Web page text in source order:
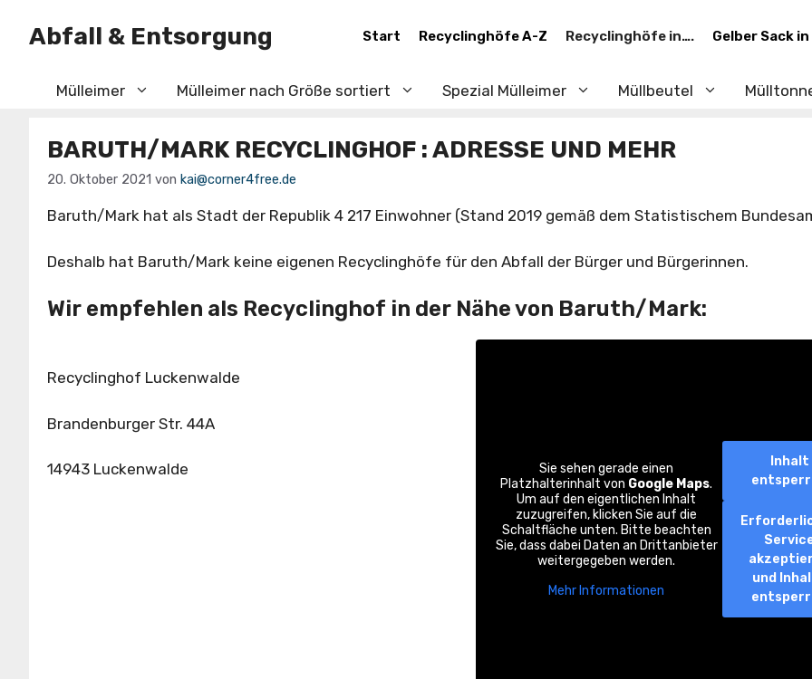
InhaltAbfall & Entsorgung Start Recyclinghöfe A-Z Recyclinghöfe in…. Gelber Sack in
Mülleimer Mülleimer nach Größe sortiert Spezial Mülleimer Müllbeutel
BARUTH/MARK RECYCLINGHOF : ADRESSE UND MEHR
20. Oktober 2021 von kai@corner4free.de
Baruth/Mark hat als Stadt der Republik 4 217 Einwohner (Stand 2019 gemäß dem Statistischem
Deshalb hat Baruth/Mark keine eigenen Recyclinghöfe für den Abfall der Bürger und Bürgerinnen.
Wir empfehlen als Recyclinghof in der Nähe von Baruth/Mark:
Recyclinghof Luckenwalde
Brandenburger Str. 44A
14943 Luckenwalde
Sie sehen gerade einen
Platzhalterinhalt von Google Maps.
Um auf den eigentlichen Inhalt
zuzugreifen, klicken Sie auf die
Schaltfläche unten. Bitte beachten
Sie, dass dabei Daten an Drittanbieter
weitergegeben werden.
Mehr Informationen
Inhalt
und